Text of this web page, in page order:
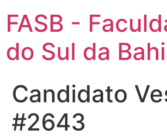
FASB -
do Sul da
Candidato
#2643